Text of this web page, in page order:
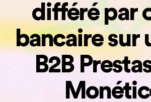
différé par
bancaire sur
B2B